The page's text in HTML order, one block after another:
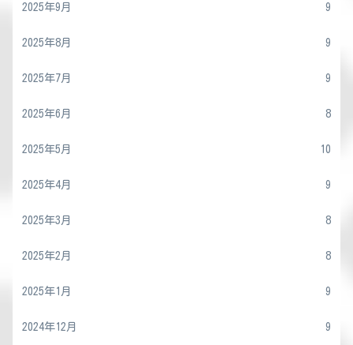
2025年9月 9
2025年8月 9
2025年7月 9
2025年6月 8
2025年5月 10
2025年4月 9
2025年3月 8
2025年2月 8
2025年1月 9
2024年12月 9